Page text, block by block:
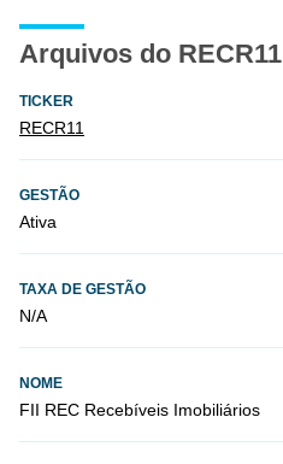
Arquivos do RECR11
TICKER
RECR11
GESTÃO
Ativa
TAXA DE GESTÃO
N/A
NOME
FII REC Recebíveis Imobiliários